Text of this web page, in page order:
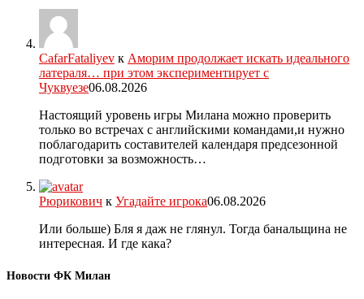
CafarFataliyev к Аморим продолжает искать идеального
латераля… при этом экспериментирует с
Чуквуезе06.08.2026
Настоящий уровень игры Милана можно проверить
только во встречах с английскими командами,и нужно
поблагодарить составителей календаря предсезонной
подготовки за возможность…
Рюрикович к Угадайте игрока06.08.2026
Или больше) Бля я даж не глянул. Тогда банальщина не
интересная. И где кака?
Новости ФК Милан